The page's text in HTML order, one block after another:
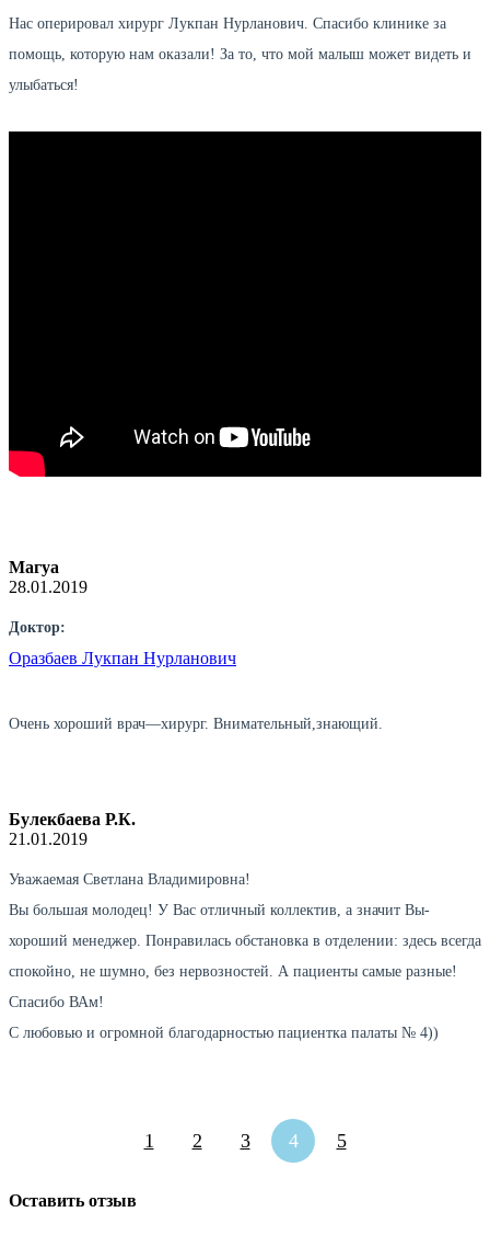
Нас оперировал хирург Лукпан Нурланович. Спасибо клинике за
помощь, которую нам оказали! За то, что мой малыш может видеть и
улыбаться!
Магуа
28.01.2019
Доктор:
Оразбаев Лукпан Нурланович
Очень хороший врач—хирург. Внимательный,знающий.
Булекбаева Р.К.
21.01.2019
Уважаемая Светлана Владимировна!
Вы большая молодец! У Вас отличный коллектив, а значит Вы-
хороший менеджер. Понравилась обстановка в отделении: здесь всегда
спокойно, не шумно, без нервозностей. А пациенты самые разные!
Спасибо ВАм!
С любовью и огромной благодарностью пациентка палаты № 4))
1 2 3 4 5
Оставить отзыв